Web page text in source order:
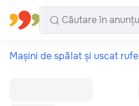
Toate regiunile Română
Mașini de spălat și uscat rufe